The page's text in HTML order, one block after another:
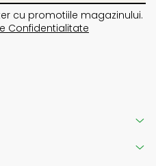
cu promotiile magazinului.
Confidentialitate